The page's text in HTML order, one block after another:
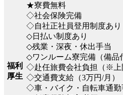
福利
厚生
★寮費無料
◇社会保険完備
◇自社正社員登用制度あり
◇日払い制度あり
◇残業・深夜・休出手当
◇ワンルーム寮完備（備品
◇赴任旅費会社負担（※上
◇交通費支給（3万円/月）
◇車・バイク・自転車通勤